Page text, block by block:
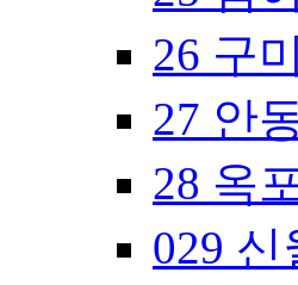
26 구
27 안
28 옥
029 신